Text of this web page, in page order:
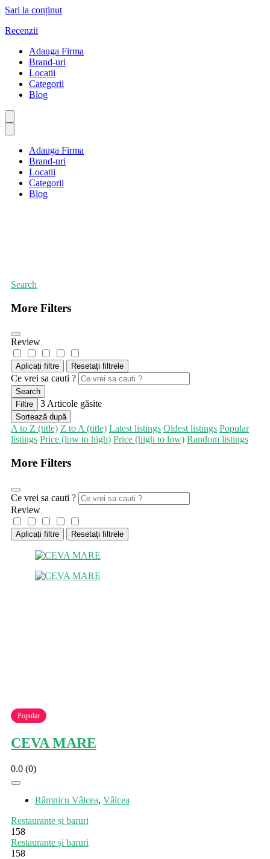
Sari la conținut
Recenzii
Adauga Firma
Brand-uri
Locatii
Categorii
Blog
Adauga Firma
Brand-uri
Locatii
Categorii
Blog
Search
More Filters
Review
Aplicați filtre Resetați filtrele
Ce vrei sa cauti ?
Search
Filtre
3 Articole găsite
Sortează după
A to Z (title) Z to A (title) Latest listings Oldest listings Popular
listings Price (low to high) Price (high to low) Random listings
More Filters
Ce vrei sa cauti ?
Review
Aplicați filtre Resetați filtrele
Popular
CEVA MARE
0.0 (0)
Râmnicu Vâlcea, Vâlcea
Restaurante și baruri
158
Restaurante și baruri
158